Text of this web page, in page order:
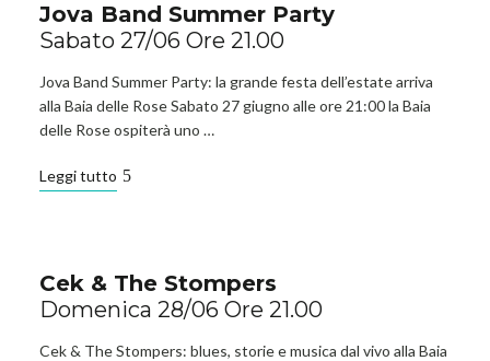
Jova Band Summer Party
Sabato 27/06 Ore 21.00
Jova Band Summer Party: la grande festa dell’estate arriva
alla Baia delle Rose Sabato 27 giugno alle ore 21:00 la Baia
delle Rose ospiterà uno …
Leggi tutto
Cek & The Stompers
Domenica 28/06 Ore 21.00
Cek & The Stompers: blues, storie e musica dal vivo alla Baia